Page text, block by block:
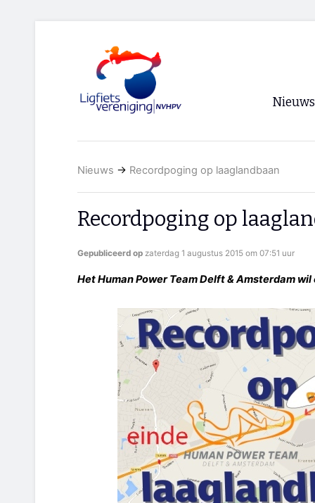
Nieuws
RSS
Nieuws → Recordpoging op laaglandbaan
Recordpoging op
Gepubliceerd op zaterdag 1 augustus 2015 om 07:51 uur
Het Human Power Team Delft & Amsterdam